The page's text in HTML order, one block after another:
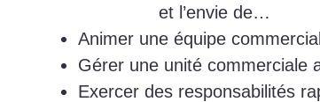
et l’envie de…
Animer une équipe
Gérer une unité commerciale
Exercer des responsabilités